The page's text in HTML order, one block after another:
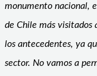
monumento nacional,
de Chile más visitados
los antecedentes, ya
sector. No vamos a